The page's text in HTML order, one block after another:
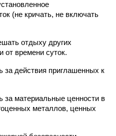
(не кричать, не включать
отдыху других
от времени суток.
за действия приглашенных к
за материальные ценности в
металлов, ценных